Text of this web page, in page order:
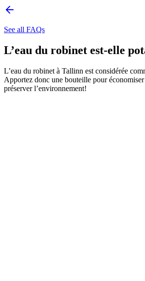
See all FAQs
L’eau du robinet est-elle
L’eau du robinet à Tallinn est considérée
Apportez donc une bouteille pour
préserver l’environnement!